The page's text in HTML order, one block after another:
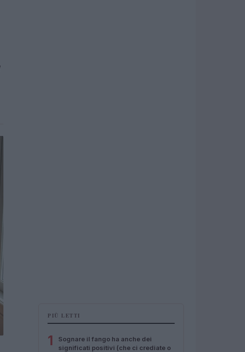
PIÙ LETTI
1
Sognare il fango ha anche dei
significati positivi (che ci crediate o